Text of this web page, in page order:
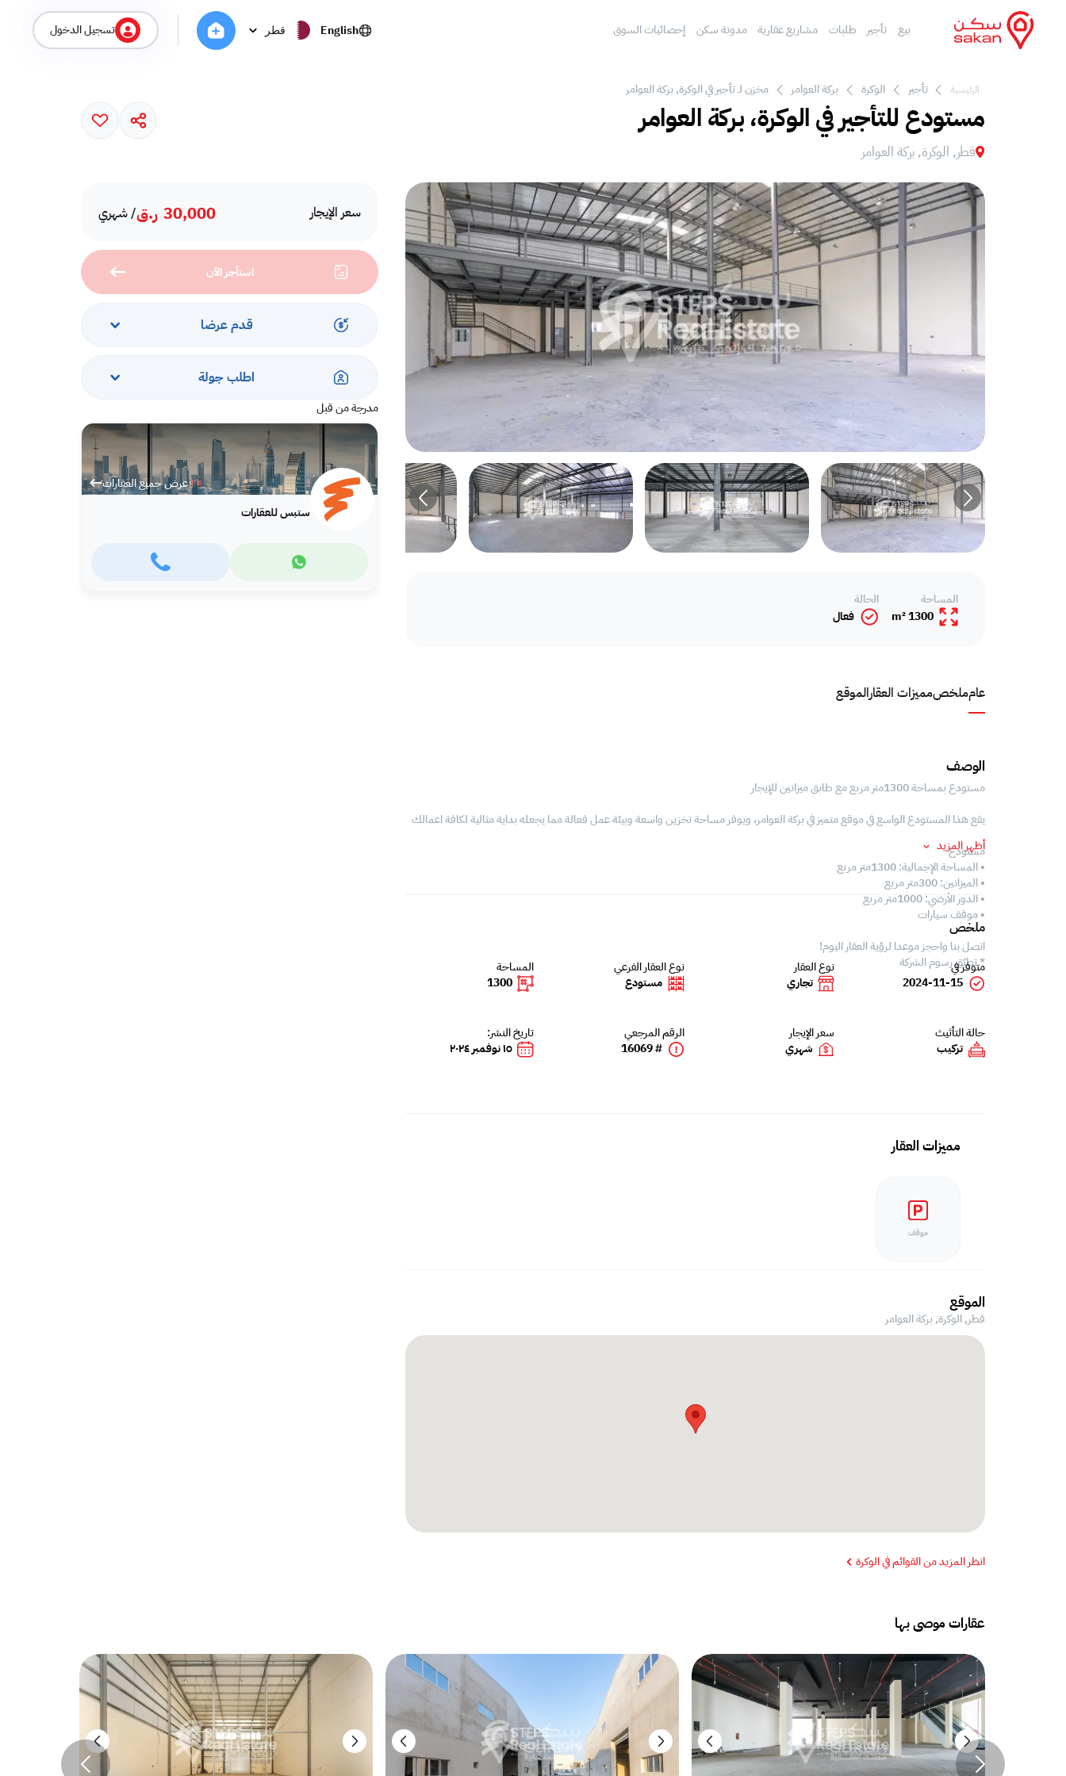
بيع تأجير طلبات مشاريع عقارية مدونة سكن إحصائيات السوق English قطر تسجيل الدخول
الرئيسية تأجير الوكرة بركة العوامر‎ مخزن لـ تأجير في الوكرة, بركة العوامر‎
مستودع للتأجير في الوكرة، بركة العوامر‎
قطر, الوكرة, بركة العوامر‎
سعر الإيجار 30,000 ر.ق/ شهري
استأجر الآن
قدم عرضا
اطلب جولة
مدرجة من قبل
عرض جميع العقارات
ستبس للعقارات
عامملخصمميزات العقارالموقع
المساحة
1300 m²
الحالة
فعال
الوصف
مستودع بمساحة 1300متر مربع مع طابق ميزانين للإيجار
يقع هذا المستودع الواسع في موقع متميز في بركة العوامر، ويوفر مساحة تخزين واسعة وبيئة عمل فعالة مما يجعله بداية مثالية لكافة اعمالك
مستودع
• المساحة الإجمالية: 1300متر مربع
• الميزانين: 300متر مربع
• الدور الأرضي: 1000متر مربع
• موقف سيارات
اتصل بنا واحجز موعدا لرؤية العقار اليوم!
* تطبّق رسوم الشركة
أظهر المزيد
ملخص
متوفر في
2024-11-15
نوع العقار
تجاري
نوع العقار الفرعي
مستودع
المساحة
1300
حالة التأثيث
تركيب
سعر الإيجار
شهري
الرقم المرجعي
# 16069
تاريخ النشر:
١٥ نوفمبر ٢٠٢٤
مميزات العقار
موقف
الموقع
قطر, الوكرة, بركة العوامر‎
انظر المزيد من القوائم في الوكرة
عقارات موصى بها